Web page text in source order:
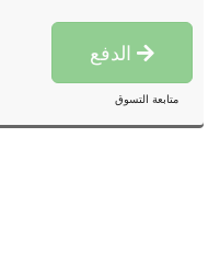
متابعة التسوق